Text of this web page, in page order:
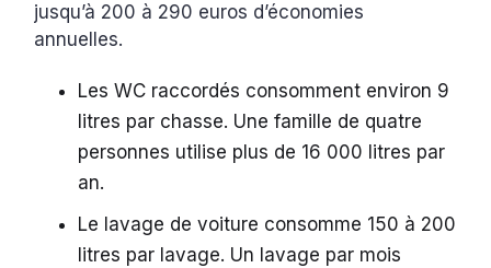
jusqu’à 200 à 290 euros d’économies
annuelles.
Les WC raccordés consomment environ 9
litres par chasse. Une famille de quatre
personnes utilise plus de 16 000 litres par
an.
Le lavage de voiture consomme 150 à 200
litres par lavage. Un lavage par mois